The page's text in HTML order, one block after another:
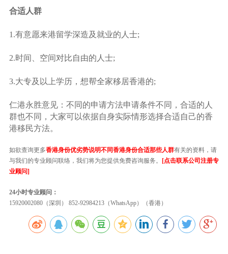
合适人群
1.有意愿来港留学深造及就业的人士;
2.时间、空间对比自由的人士;
3.大专及以上学历，想帮全家移居香港的;
仁港永胜意见：不同的申请方法申请条件不同，合适的人
群也不同，大家可以依据自身实际情形选择合适自己的香
港移民方法。
如欲查询更多香港身份优劣势说明不同香港身份合适那些人群有关的资料，请
与我们的专业顾问联络，我们将为您提供免费咨询服务。 [点击联系公司注册专
业顾问]
24小时专业顾问：
15920002080（深圳） 852-92984213（WhatsApp）（香港）